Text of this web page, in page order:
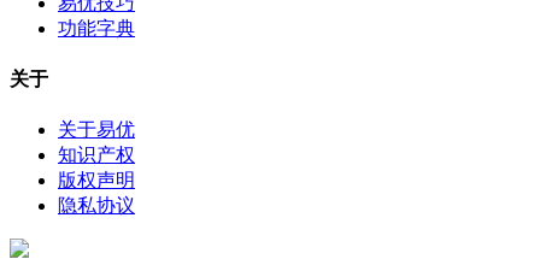
功能字典
关于
关于易优
知识产权
版权声明
隐私协议